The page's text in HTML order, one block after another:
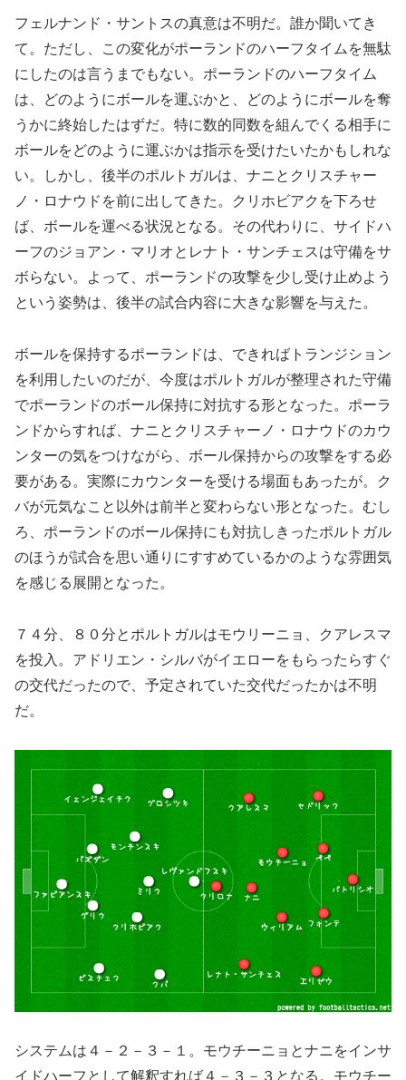
フェルナンド・サントスの真意は不明だ。誰か聞いてき
て。ただし、この変化がポーランドのハーフタイムを無駄
にしたのは言うまでもない。ポーランドのハーフタイム
は、どのようにボールを運ぶかと、どのようにボールを奪
うかに終始したはずだ。特に数的同数を組んでくる相手に
ボールをどのように運ぶかは指示を受けたいたかもしれな
い。しかし、後半のポルトガルは、ナニとクリスチャー
ノ・ロナウドを前に出してきた。クリホビアクを下ろせ
ば、ボールを運べる状況となる。その代わりに、サイドハ
ーフのジョアン・マリオとレナト・サンチェスは守備をサ
ボらない。よって、ポーランドの攻撃を少し受け止めよう
という姿勢は、後半の試合内容に大きな影響を与えた。
ボールを保持するポーランドは、できればトランジション
を利用したいのだが、今度はポルトガルが整理された守備
でポーランドのボール保持に対抗する形となった。ポーラ
ンドからすれば、ナニとクリスチャーノ・ロナウドのカウ
ンターの気をつけながら、ボール保持からの攻撃をする必
要がある。実際にカウンターを受ける場面もあったが。ク
バが元気なこと以外は前半と変わらない形となった。むし
ろ、ポーランドのボール保持にも対抗しきったポルトガル
のほうが試合を思い通りにすすめているかのような雰囲気
を感じる展開となった。
７４分、８０分とポルトガルはモウリーニョ、クアレスマ
を投入。アドリエン・シルバがイエローをもらったらすぐ
の交代だったので、予定されていた交代だったかは不明
だ。
システムは４－２－３－１。モウチーニョとナニをインサ
イドハーフとして解釈すれば４－３－３となる。モウチー